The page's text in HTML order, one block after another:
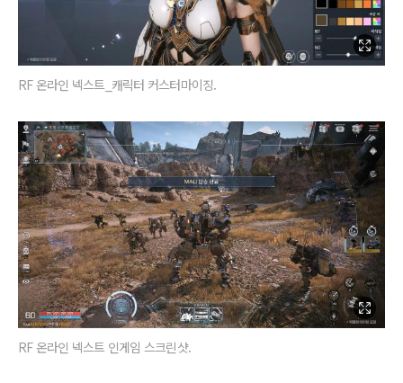
RF 온라인 넥스트_캐릭터 커스터마이징.
RF 온라인 넥스트 인게임 스크린샷.